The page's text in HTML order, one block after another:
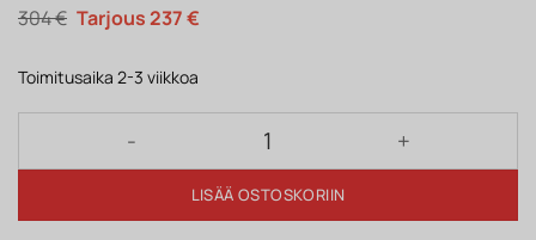
304€ Alkuperäinen
hinta
304 €.
237€Nykyinen
Toimitusaika 2-3 viikkoa
Kattolamppu-tuuletin SOFIA musta matta määrä
LISÄÄ OSTOSKORIIN